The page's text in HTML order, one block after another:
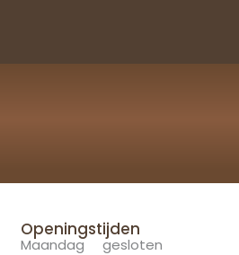
Openingstijden
Maandag gesloten